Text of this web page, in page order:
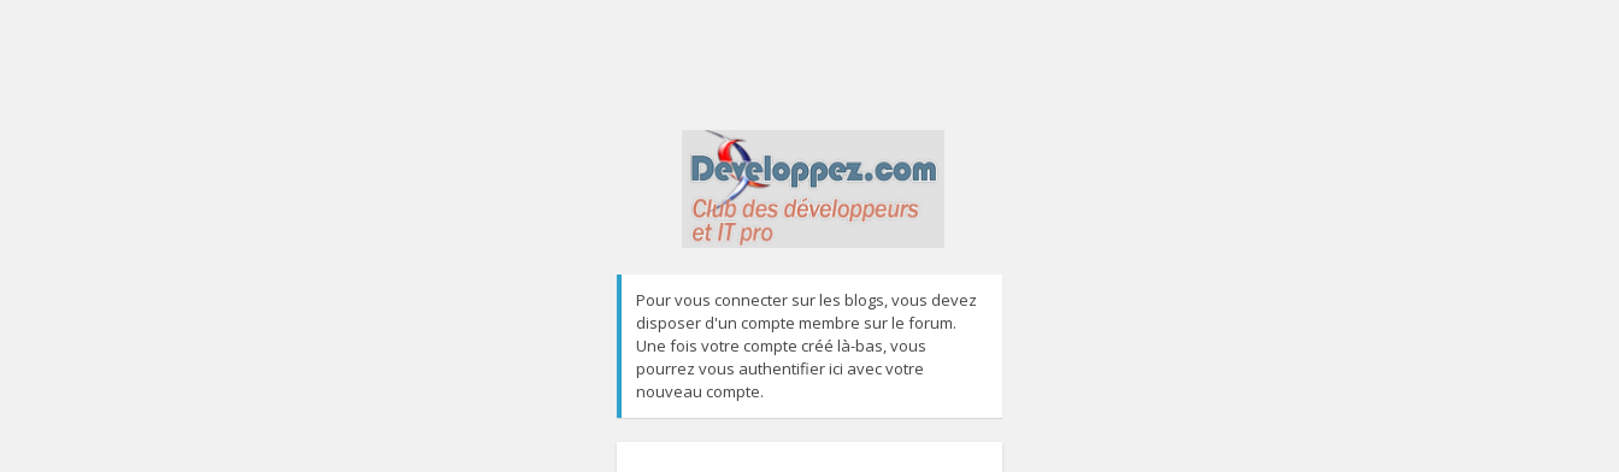
Pour vous connecter sur les blogs, vous devez
disposer d'un compte membre sur le forum.
Une fois votre compte créé là-bas, vous
pourrez vous authentifier ici avec votre
nouveau compte.